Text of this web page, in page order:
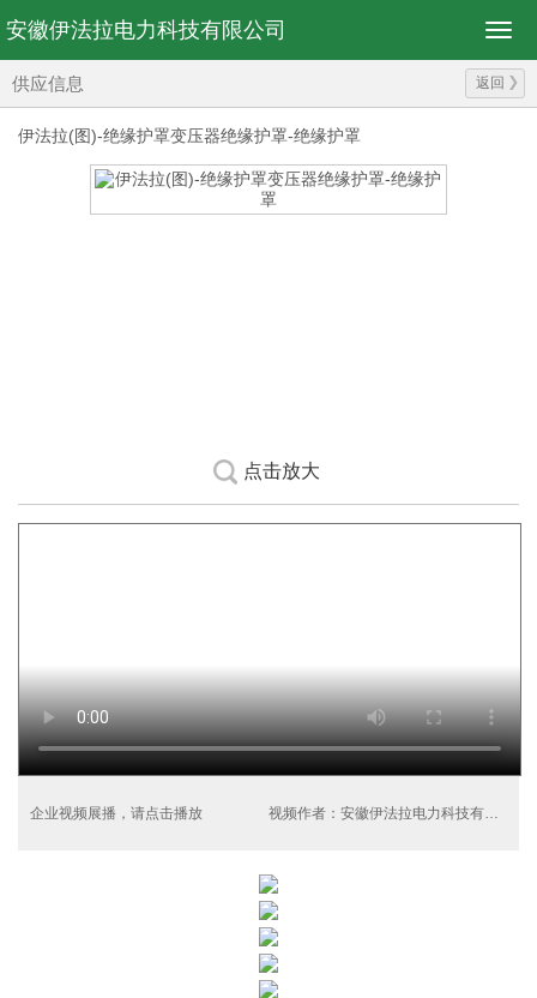
安徽伊法拉电力科技有限公司
供应信息 返回
伊法拉(图)-绝缘护罩变压器绝缘护罩-绝缘护罩
点击放大
企业视频展播，请点击播放 视频作者：安徽伊法拉电力科技有限公司